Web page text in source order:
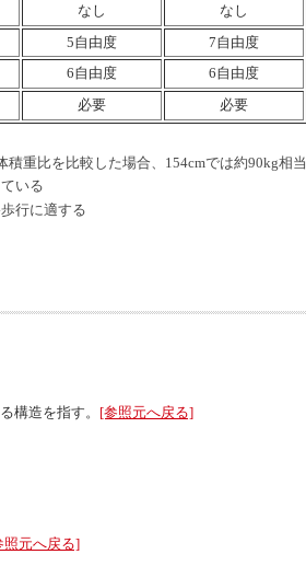
なし
なし
5自由度
7自由度
6自由度
6自由度
必要 必要
重比を比較した場合、154cmでは約90kg相当
いる
行に適する
構造を指す。 [参照元へ戻る]
照元へ戻る]